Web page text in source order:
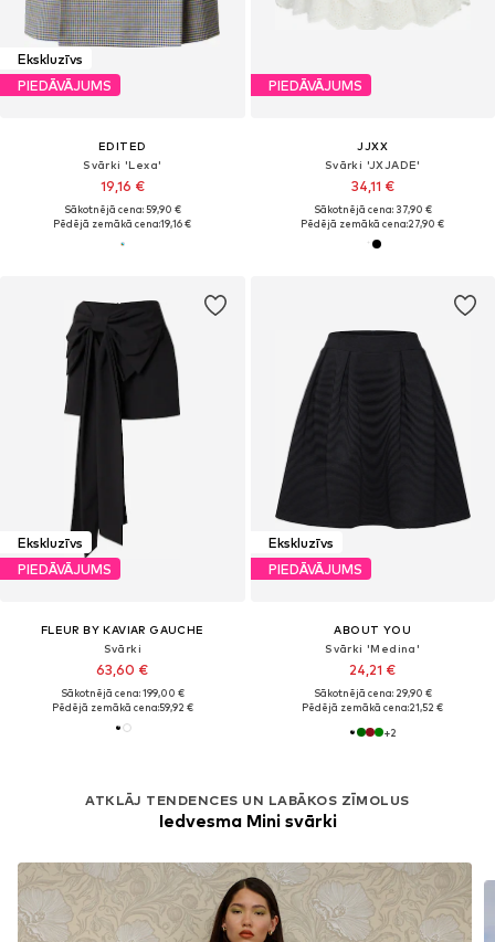
Ekskluzīvs
PIEDĀVĀJUMS
EDITED
Svārki 'Lexa'
19,16 €
Sākotnējā cena: 59,90 €
Pēdējā zemākā cena:19,16 €
PIEDĀVĀJUMS
JJXX
Svārki 'JXJADE'
34,11 €
Sākotnējā cena: 37,90 €
Pēdējā zemākā cena:27,90 €
Ekskluzīvs
PIEDĀVĀJUMS
FLEUR BY KAVIAR GAUCHE
Svārki
63,60 €
Sākotnējā cena: 199,00 €
Pēdējā zemākā cena:59,92 €
Ekskluzīvs
PIEDĀVĀJUMS
ABOUT YOU
Svārki 'Medina'
24,21 €
Sākotnējā cena: 29,90 €
Pēdējā zemākā cena:21,52 €
+2
ATKLĀJ TENDENCES UN LABĀKOS ZĪMOLUS
Iedvesma Mini svārki